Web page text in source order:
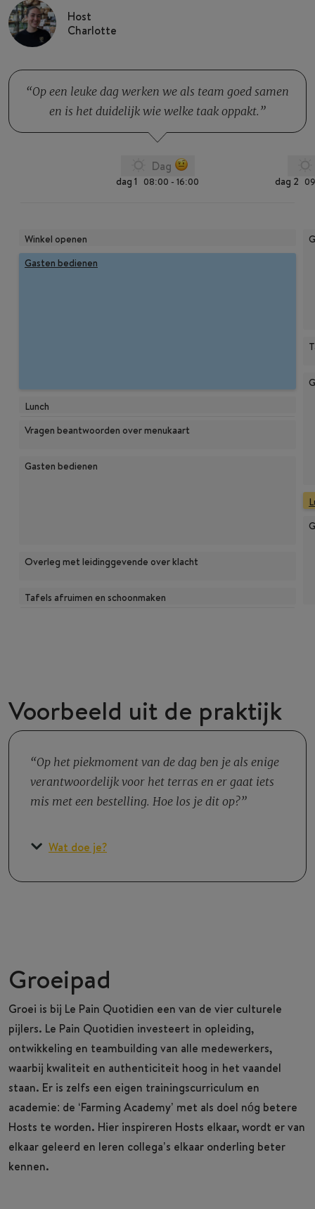
Host
Charlotte
Op een leuke dag werken we als team goed samen
en is het duidelijk wie welke taak oppakt.
Dag
dag 1 08:00 - 16:00 dag 2
Winkel openen
Gasten bedienen
Lunch
Vragen beantwoorden over menukaart
Gasten bedienen
Overleg met leidinggevende over klacht
Tafels afruimen en schoonmaken
Voorbeeld uit de praktijk
Op het piekmoment van de dag ben je als enige
verantwoordelijk voor het terras en er gaat iets
mis met een bestelling. Hoe los je dit op?
Wat doe je?
Groeipad
Groei is bij Le Pain Quotidien een van de vier culturele
pijlers. Le Pain Quotidien investeert in opleiding,
ontwikkeling en teambuilding van alle medewerkers,
waarbij kwaliteit en authenticiteit hoog in het vaandel
staan. Er is zelfs een eigen trainingscurriculum en
academie: de ‘Farming Academy’ met als doel nóg betere
Hosts te worden. Hier inspireren Hosts elkaar, wordt er van
elkaar geleerd en leren collega’s elkaar onderling beter
kennen.